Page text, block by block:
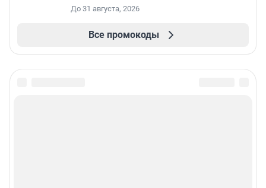
До 31 августа, 2026
Все промокоды